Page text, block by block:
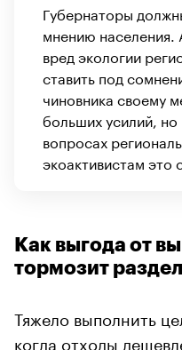
Губернаторы
мнению населения.
вред экологии
ставить под
чиновника своему
больших усилий, но
вопросах
экоактивистам это
Как выгода от
тормозит
Тяжело выполнить
когда отходы